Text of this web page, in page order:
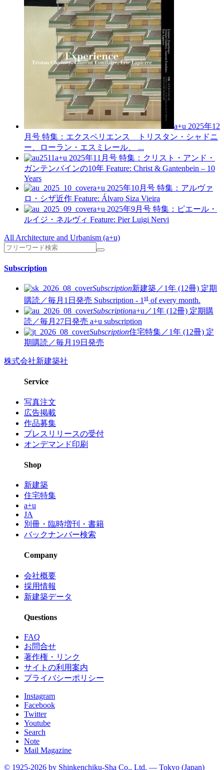
a+u 2025年12
月号 特集：エクスペリエンス トリスタン・シャドニ
ー、ローラン・エスミレール、 ...
a+u 2025年11月号 特集：クリスト・アンド・
ガンテンバインの10年 Feature: Christ & Gantenbein – 10
Years
a+u 2025年10月号 特集：アルヴァ
ロ・シザ近作 Feature: Álvaro Siza Vieira
a+u 2025年9月号 特集：ピエール・
ルイジ・ネルヴィ Feature: Pier Luigi Nervi
All Architecture and Urbanism (a+u)
Subscription
Subscription新建築／1年 (12冊) 定期
購読／毎月1日発売 Subscription - 1 st of every month.
Subscriptiona+u／1年 (12冊) 定期購
読／毎月27日発売 a+u subscription
Subscription住宅特集／1年 (12冊) 定
期購読／毎月19日発売
株式会社新建築社
Service
写真注文
広告掲載
作品募集
プレスリリースの受付
オンデマンド印刷
Shop
新建築
住宅特集
a+u
JA
別冊・臨時増刊・書籍
バックナンバー検索
Company
会社概要
採用情報
新建築データ
Questions
FAQ
お問合せ
著作権・リンク
サイトの利用案内
プライバシーポリシー
Instagram
Facebook
Twitter
Youtube
Search
Note
Mail Magazine
© 1925-2026 by Shinkenchiku-Sha Co., Ltd. — Tokyo (Japan)